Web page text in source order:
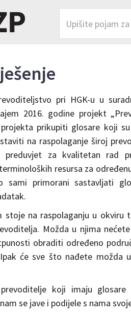
pri HGK-u u
2016. godine projekt
prikupiti glosare koji
na raspolaganje široj
preduvjet za kvalitetan rad
resursa za
sami primorani sastavljati
stoje na raspolaganju u okviru
Možda u njima
obraditi određeno
će sve što nađete možda
koji imaju
se jave i podijele s nama